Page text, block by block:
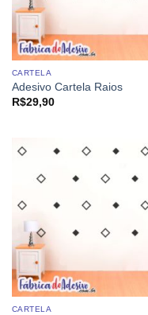
CARTELA
Adesivo Cartela Raios
R$29,90
CARTELA